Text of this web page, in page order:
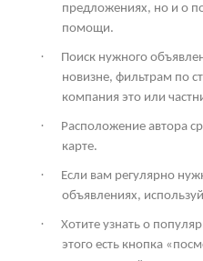
предложениях, но и о
помощи.
·
Поиск нужного
новизне, фильтрам по
компания это или
·
Расположение автора
карте.
·
Если вам регулярно
объявлениях,
·
Хотите узнать о
этого есть кнопка